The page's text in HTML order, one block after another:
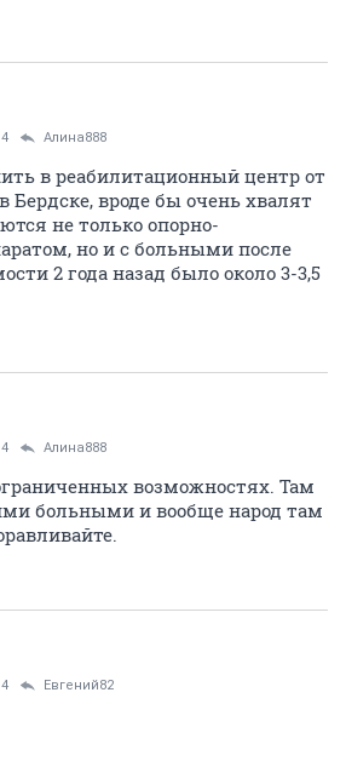
Алина888
в реабилитационный центр от
Бердске, вроде бы очень хвалят
не только опорно-
но и с больными после
2 года назад было около 3-3,5
Алина888
возможностях. Там
больными и вообще народ там
Евгений82